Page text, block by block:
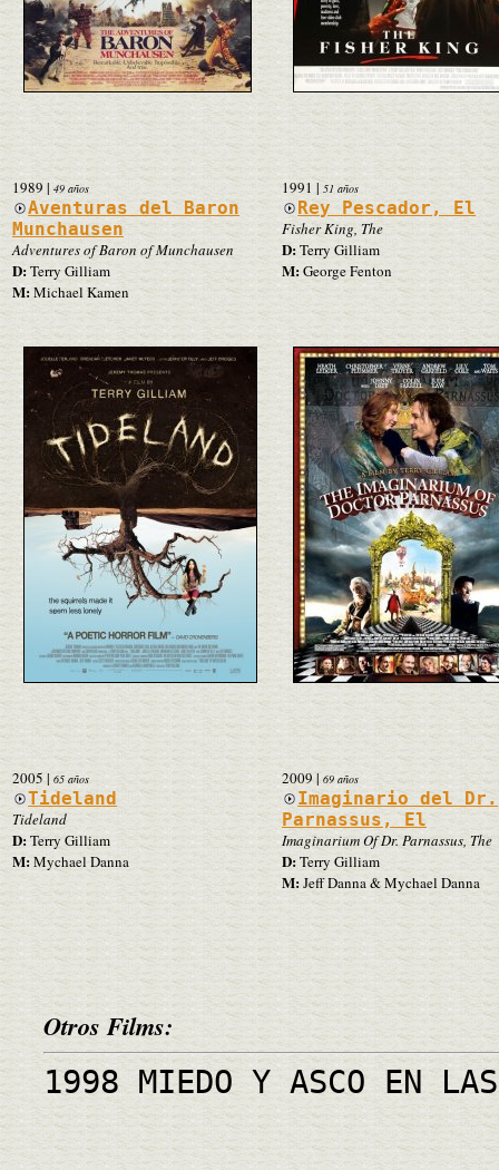
1989 | 49 años
Aventuras del Baron
Munchausen
Adventures of Baron of Munchausen
D:Terry Gilliam
M:Michael Kamen
1991 | 51 años
Rey Pescador, El
Fisher King, The
D:Terry Gilliam
M:George Fenton
2005| 65 años
Tideland
Tideland
D:Terry Gilliam
M: Mychael Danna
2009| 69 años
Imaginario del Dr.
Parnassus, El
Imaginarium Of Dr. Parnassus, The
D:Terry Gilliam
M: Jeff Danna & Mychael Danna
Otros Films:
1998 MIEDO Y ASCO EN